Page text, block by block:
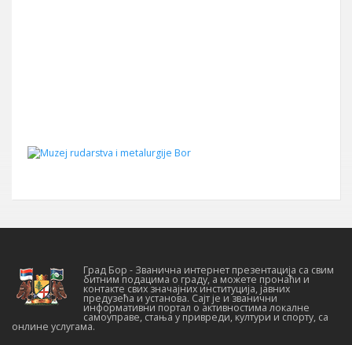
Град Бор - Званична интернет презентација са свим
битним подацима о граду, а можете пронаћи и
контакте свих значајних институција, јавних
предузећа и установа. Сајт је и званични
информативни портал о активностима локалне
самоуправе, стања у привреди, култури и спорту, са
онлине услугама.